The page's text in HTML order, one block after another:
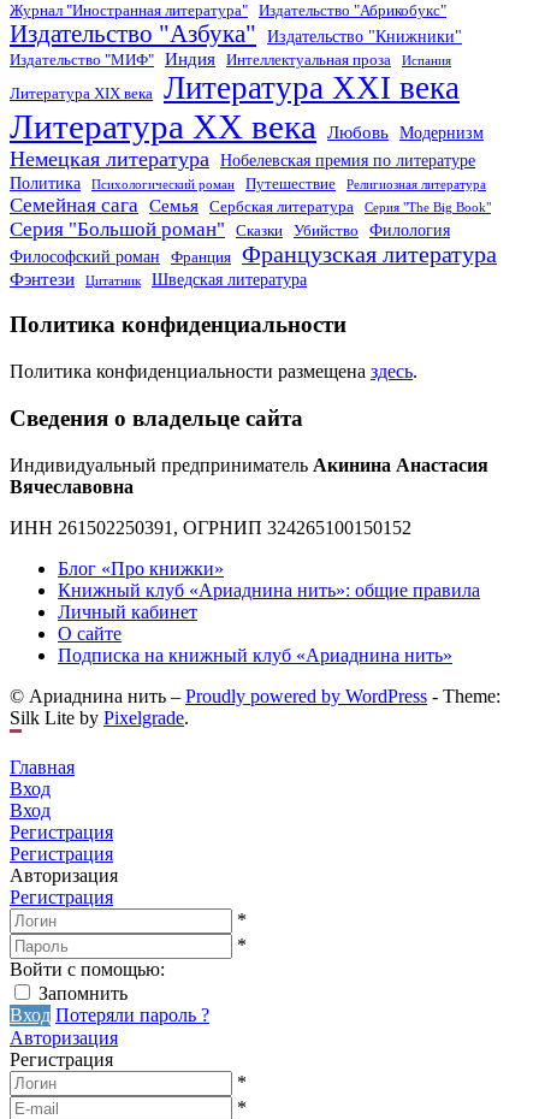
Журнал "Иностранная литература"
Издательство "Абрикобукс"
Издательство "Азбука" Издательство "Книжники"
Издательство "МИФ" Индия Интеллектуальная проза Испания
Литература XIX века Литература XXI века
Литература XX века Любовь Модернизм
Немецкая литература
Нобелевская премия по литературе
Политика
Психологический роман Путешествие Религиозная литература
Семейная сага Семья Сербская литература Серия "The Big Book"
Серия "Большой роман" Сказки Убийство
Филология
Философский роман
Франция Французская литература
Фэнтези Цитатник Шведская литература
Политика конфиденциальности
Политика конфиденциальности размещена здесь.
Сведения о владельце сайта
Индивидуальный предприниматель Акинина Анастасия
Вячеславовна
ИНН 261502250391, ОГРНИП 324265100150152
Блог «Про книжки»
Книжный клуб «Ариаднина нить»: общие правила
Личный кабинет
О сайте
Подписка на книжный клуб «Ариаднина нить»
© Ариаднина нить – Proudly powered by WordPress - Theme:
Silk Lite by Pixelgrade.
Главная
Вход
Вход
Регистрация
Регистрация
Авторизация
Регистрация
*
*
Войти с помощью:
Запомнить
Вход Потеряли пароль ?
Авторизация
Регистрация
*
*